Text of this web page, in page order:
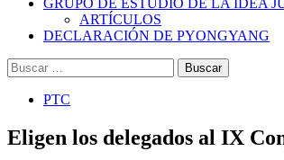
GRUPO DE ESTUDIO DE LA IDEA
ARTÍCULOS
DECLARACIÓN DE PYONGYANG
Buscar:
PTC
Eligen los delegados al IX